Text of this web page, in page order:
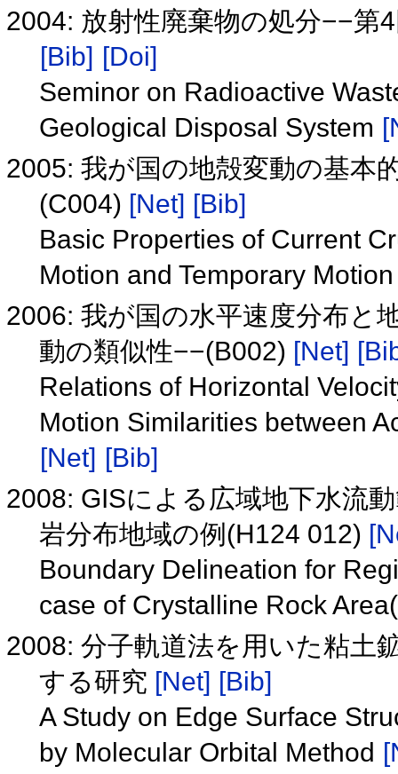
2004: 放射性廃棄物の処分−−
[Bib] [Doi]
Seminor on Radioactive
Geological Disposal System
2005: 我が国の地殻変動の基本
(C004) [Net] [Bib]
Basic Properties of Current
Motion and Temporary
2006: 我が国の水平速度分布と
動の類似性−−(B002) [Net]
Relations of Horizontal
Motion Similarities between
[Net] [Bib]
2008: GISによる広域地下水流
岩分布地域の例(H124 012)
Boundary Delineation for
case of Crystalline Rock
2008: 分子軌道法を用いた粘土
する研究 [Net] [Bib]
A Study on Edge Surface
by Molecular Orbital Method